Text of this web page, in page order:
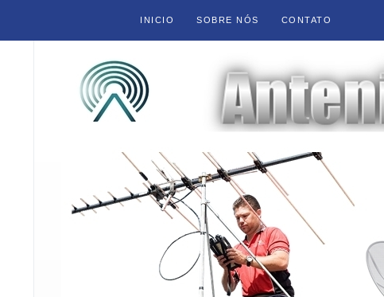
INICIO SOBRE NÓS CONTATO